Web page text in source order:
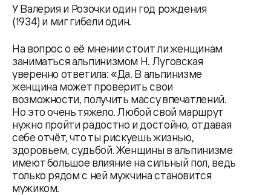
У Валерия и Розочки один год рождения
(1934) и миг гибели один.
На вопрос о её мнении стоит ли женщинам
заниматься альпинизмом Н. Луговская
уверенно ответила: «Да. В альпинизме
женщина может проверить свои
возможности, получить массу впечатлений.
Но это очень тяжело. Любой свой маршрут
нужно пройти радостно и достойно, отдавая
себе отчёт, что ты рискуешь жизнью,
здоровьем, судьбой. Женщины в альпинизме
имеют большое влияние на сильный пол, ведь
только рядом с ней мужчина становится
мужиком.